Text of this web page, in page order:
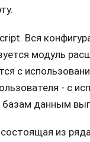
Вся
модуль
с
- с
базам данным
из